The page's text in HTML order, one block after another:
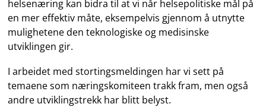
helsenæring kan bidra til at vi når helsepolitiske mål på
en mer effektiv måte, eksempelvis gjennom å utnytte
mulighetene den teknologiske og medisinske
utviklingen gir.
I arbeidet med stortingsmeldingen har vi sett på
temaene som næringskomiteen trakk fram, men også
andre utviklingstrekk har blitt belyst.